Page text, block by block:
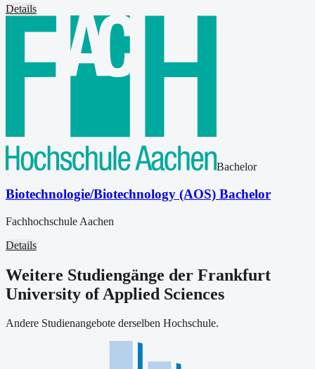
Details
Bachelor
Biotechnologie/Biotechnology (AOS) Bachelor
Fachhochschule Aachen
Details
Weitere Studiengänge der Frankfurt
University of Applied Sciences
Andere Studienangebote derselben Hochschule.